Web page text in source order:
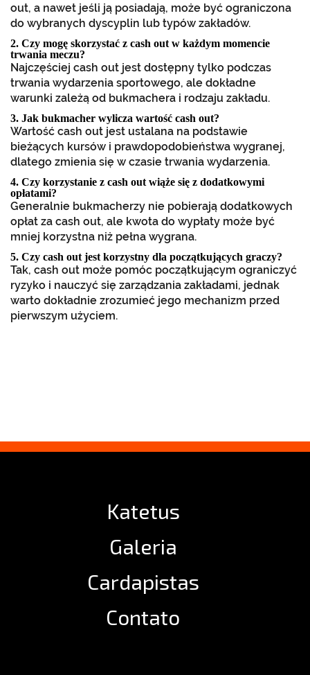
out, a nawet jeśli ją posiadają, może być ograniczona
do wybranych dyscyplin lub typów zakładów.
2. Czy mogę skorzystać z cash out w każdym momencie
trwania meczu?
Najczęściej cash out jest dostępny tylko podczas
trwania wydarzenia sportowego, ale dokładne
warunki zależą od bukmachera i rodzaju zakładu.
3. Jak bukmacher wylicza wartość cash out?
Wartość cash out jest ustalana na podstawie
bieżących kursów i prawdopodobieństwa wygranej,
dlatego zmienia się w czasie trwania wydarzenia.
4. Czy korzystanie z cash out wiąże się z dodatkowymi
opłatami?
Generalnie bukmacherzy nie pobierają dodatkowych
opłat za cash out, ale kwota do wypłaty może być
mniej korzystna niż pełna wygrana.
5. Czy cash out jest korzystny dla początkujących graczy?
Tak, cash out może pomóc początkującym ograniczyć
ryzyko i nauczyć się zarządzania zakładami, jednak
warto dokładnie zrozumieć jego mechanizm przed
pierwszym użyciem.
Katetus
Galeria
Cardapistas
Contato